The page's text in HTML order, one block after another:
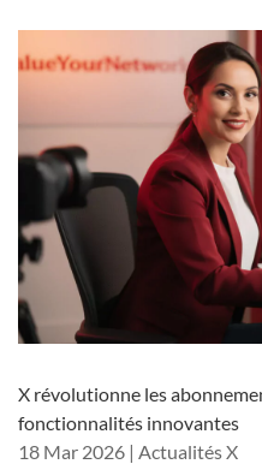
X révolutionne les
fonctionnalités innovantes
18 Mar 2026 | Actualités X